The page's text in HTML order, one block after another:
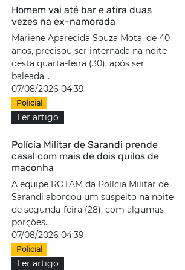
Homem vai até bar e atira duas
vezes na ex-namorada
Mariene Aparecida Souza Mota, de 40
anos, precisou ser internada na noite
desta quarta-feira (30), após ser
baleada...
07/08/2026 04:39
Policial
Ler artigo
Polícia Militar de Sarandi prende
casal com mais de dois quilos de
maconha
A equipe ROTAM da Polícia Militar de
Sarandi abordou um suspeito na noite
de segunda-feira (28), com algumas
porções...
07/08/2026 04:39
Policial
Ler artigo